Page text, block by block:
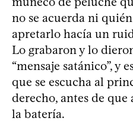
no se acuerda ni
apretarlo hacía un
Lo grabaron y lo
“mensaje satánico”, y
que se escucha al
derecho, antes de
la batería.